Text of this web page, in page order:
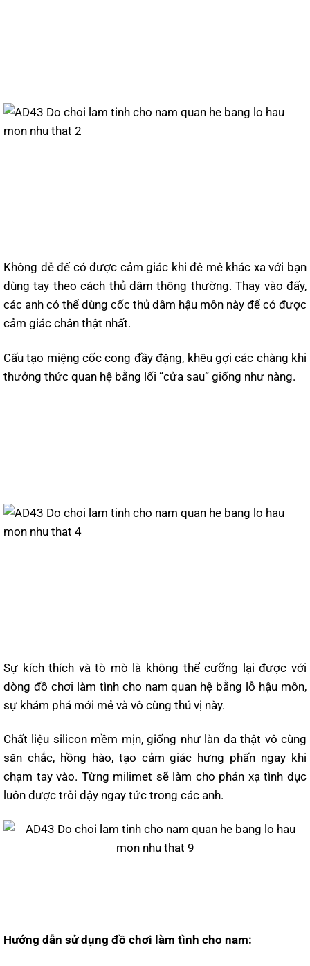
Không dễ để có được cảm giác khi đê mê khác xa với bạn
dùng tay theo cách thủ dâm thông thường. Thay vào đấy,
các anh có thể dùng cốc thủ dâm hậu môn này để có được
cảm giác chân thật nhất.
Cấu tạo miệng cốc cong đầy đặng, khêu gợi các chàng khi
thưởng thức quan hệ bằng lối “cửa sau” giống như nàng.
Sự kích thích và tò mò là không thể cưỡng lại được với
dòng đồ chơi làm tình cho nam quan hệ bằng lỗ hậu môn,
sự khám phá mới mẻ và vô cùng thú vị này.
Chất liệu silicon mềm mịn, giống như làn da thật vô cùng
săn chắc, hồng hào, tạo cảm giác hưng phấn ngay khi
chạm tay vào. Từng milimet sẽ làm cho phản xạ tình dục
luôn được trỗi dậy ngay tức trong các anh.
Hướng dẫn sử dụng đồ chơi làm tình cho nam: